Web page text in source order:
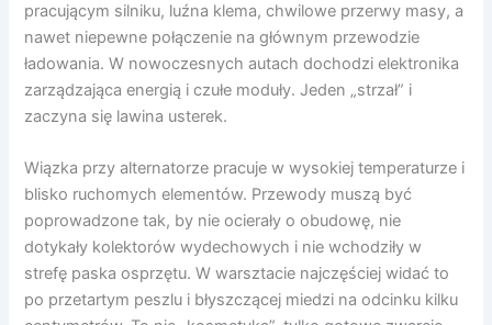
pracującym silniku, luźna klema, chwilowe przerwy masy, a
nawet niepewne połączenie na głównym przewodzie
ładowania. W nowoczesnych autach dochodzi elektronika
zarządzająca energią i czułe moduły. Jeden „strzał” i
zaczyna się lawina usterek.
Wiązka przy alternatorze pracuje w wysokiej temperaturze i
blisko ruchomych elementów. Przewody muszą być
poprowadzone tak, by nie ocierały o obudowę, nie
dotykały kolektorów wydechowych i nie wchodziły w
strefę paska osprzętu. W warsztacie najczęściej widać to
po przetartym peszlu i błyszczącej miedzi na odcinku kilku